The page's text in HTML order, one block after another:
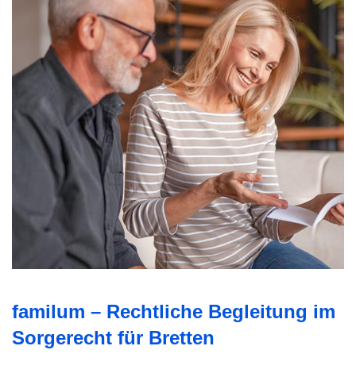
familum – Rechtliche Begleitung im
Sorgerecht für Bretten